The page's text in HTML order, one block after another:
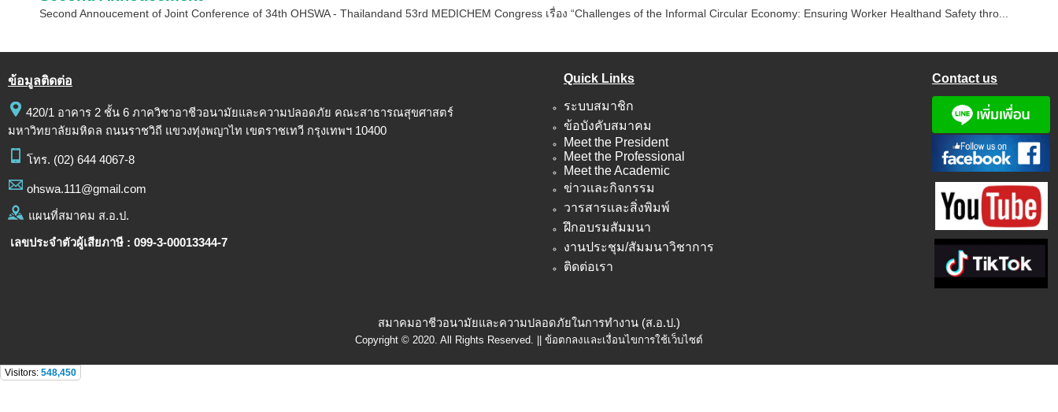
Second Annoucement of Joint Conference of 34th OHSWA - Thailandand 53rd MEDICHEM Congress เรื่อง “Challenges of the Informal Circular Economy: Ensuring Worker Healthand Safety thro...
ข้อมูลติดต่อ
420/1 อาคาร 2 ชั้น 6 ภาควิชาอาชีวอนามัยและความปลอดภัย คณะสาธารณสุขศาสตร์
มหาวิทยาลัยมหิดล ถนนราชวิถี แขวงทุ่งพญาไท เขตราชเทวี กรุงเทพฯ 10400
โทร. (02) 644 4067-8
ohswa.111@gmail.com
แผนที่สมาคม ส.อ.ป.
เลขประจำตัวผู้เสียภาษี : 099-3-00013344-7
Quick Links
ระบบสมาชิก
ข้อบังคับสมาคม
Meet the President
Meet the Professional
Meet the Academic
ข่าวและกิจกรรม
วารสารและสิ่งพิมพ์
ฝึกอบรมสัมมนา
งานประชุม/สัมมนาวิชาการ
ติดต่อเรา
Contact us
สมาคมอาชีวอนามัยและความปลอดภัยในการทำงาน (ส.อ.ป.)
Copyright © 2020. All Rights Reserved. || ข้อตกลงและเงื่อนไขการใช้เว็บไซต์
Visitors: 548,450